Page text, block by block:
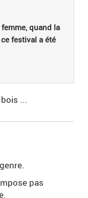
quand la
festival a été
...
pas